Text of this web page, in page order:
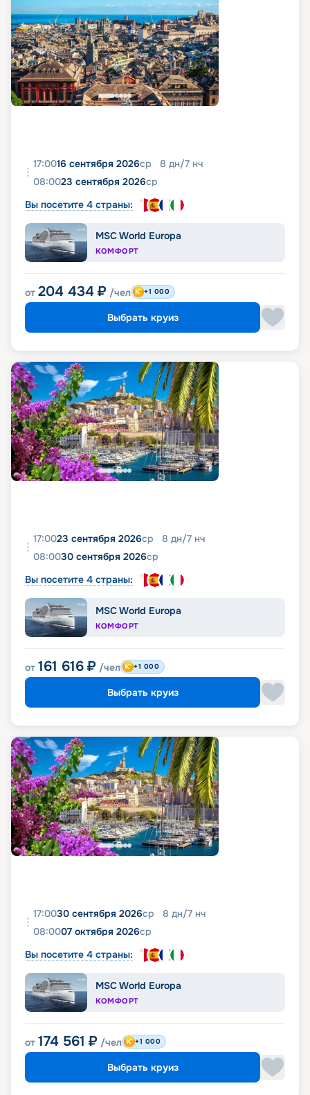
17:0016 сентября 2026ср 8 дн/7 нч
08:0023 сентября 2026ср
Вы посетите 4 страны:
MSC World Europa
КОМФОРТ
от 204 434 ₽ /чел +1 000
Выбрать круиз
17:0023 сентября 2026ср 8 дн/7 нч
08:0030 сентября 2026ср
Вы посетите 4 страны:
MSC World Europa
КОМФОРТ
от 161 616 ₽ /чел +1 000
Выбрать круиз
17:0030 сентября 2026ср 8 дн/7 нч
08:0007 октября 2026ср
Вы посетите 4 страны:
MSC World Europa
КОМФОРТ
от 174 561 ₽ /чел +1 000
Выбрать круиз